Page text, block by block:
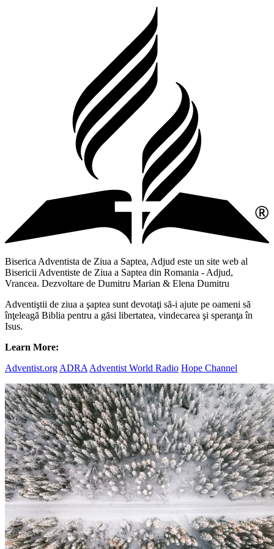
Biserica Adventista de Ziua a Saptea, Adjud este un site web al
Bisericii Adventiste de Ziua a Saptea din Romania - Adjud,
Vrancea. Dezvoltare de Dumitru Marian & Elena Dumitru
Adventiştii de ziua a şaptea sunt devotaţi să-i ajute pe oameni să
înţeleagă Biblia pentru a găsi libertatea, vindecarea şi speranţa în
Isus.
Learn More:
Adventist.org ADRA Adventist World Radio Hope Channel